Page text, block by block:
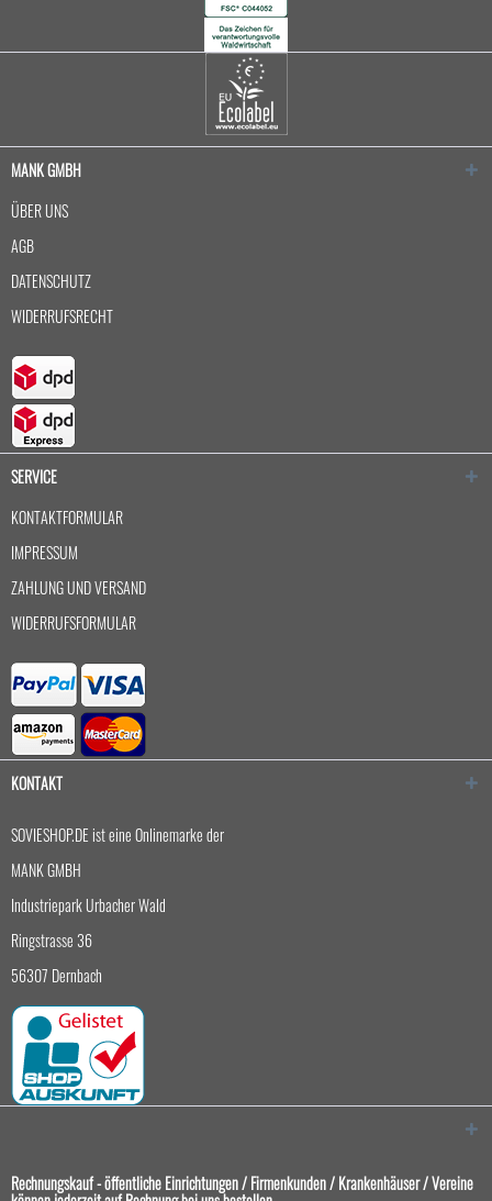
MANK GMBH
ÜBER UNS
AGB
DATENSCHUTZ
WIDERRUFSRECHT
SERVICE
KONTAKTFORMULAR
IMPRESSUM
ZAHLUNG UND VERSAND
WIDERRUFSFORMULAR
KONTAKT
SOVIESHOP.DE ist eine Onlinemarke der
MANK GMBH
Industriepark Urbacher Wald
Ringstrasse 36
56307 Dernbach
Rechnungskauf - öffentliche Einrichtungen / Firmenkunden / Krankenhäuser / Vereine